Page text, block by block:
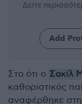
Δείτε
Add
Στο ότι ο Σακίλ
καθοριστικός
αναφέρθηκε